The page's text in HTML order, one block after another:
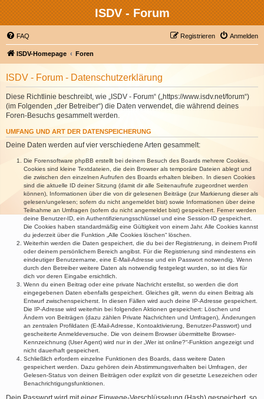
ISDV - Forum
FAQ Anmelden
Registrieren
ISDV-Homepage Foren
ISDV - Forum - Datenschutzerklärung
Diese Richtlinie beschreibt, wie „ISDV - Forum“ („https://www.isdv.net/forum“)
(im Folgenden „der Betreiber“) die Daten verwendet, die während deines
Foren-Besuchs gesammelt werden.
UMFANG UND ART DER DATENSPEICHERUNG
Deine Daten werden auf vier verschiedene Arten gesammelt:
Die Forensoftware phpBB erstellt bei deinem Besuch des Boards mehrere Cookies.
Cookies sind kleine Textdateien, die dein Browser als temporäre Dateien ablegt und
die zwischen den einzelnen Aufrufen des Boards erhalten bleiben. In diesen Cookies
sind die aktuelle ID deiner Sitzung (damit dir alle Seitenaufrufe zugeordnet werden
können), Informationen über die von dir gelesenen Beiträge (zur Markierung dieser als
gelesen/ungelesen; sofern du nicht angemeldet bist) sowie Informationen über deine
Teilnahme an Umfragen (sofern du nicht angemeldet bist) gespeichert. Ferner werden
deine Benutzer-ID, ein Authentifizierungsschlüssel und eine Session-ID gespeichert.
Die Cookies haben standardmäßig eine Gültigkeit von einem Jahr. Alle Cookies kannst
du jederzeit über die Funktion „Alle Cookies löschen“ löschen.
Weiterhin werden die Daten gespeichert, die du bei der Registrierung, in deinem Profil
oder deinem persönlichem Bereich angibst. Für die Registrierung sind mindestens ein
eindeutiger Benutzername, eine E-Mail-Adresse und ein Passwort notwendig. Wenn
durch den Betreiber weitere Daten als notwendig festgelegt wurden, so ist dies für
dich vor deren Eingabe ersichtlich.
Wenn du einen Beitrag oder eine private Nachricht erstellst, so werden die dort
eingegebenen Daten ebenfalls gespeichert. Gleiches gilt, wenn du einen Beitrag als
Entwurf zwischenspeicherst. In diesen Fällen wird auch deine IP-Adresse gespeichert.
Die IP-Adresse wird weiterhin bei folgenden Aktionen gespeichert: Löschen und
Ändern von Beiträgen (dazu zählen Private Nachrichten und Umfragen), Änderungen
an zentralen Profildaten (E-Mail-Adresse, Kontoaktivierung, Benutzer-Passwort) und
gescheiterte Anmeldeversuche. Die von deinem Browser übermittelte Browser-
Kennzeichnung (User Agent) wird nur in der „Wer ist online?“-Funktion angezeigt und
nicht dauerhaft gespeichert.
Schließlich erfordern einzelne Funktionen des Boards, dass weitere Daten
gespeichert werden. Dazu gehören dein Abstimmungsverhalten bei Umfragen, der
Gelesen-Status von deinen Beiträgen oder explizit von dir gesetzte Lesezeichen oder
Benachrichtigungsfunktionen.